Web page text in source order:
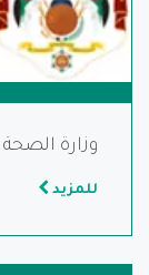
وزارة الصحة
للمزيد